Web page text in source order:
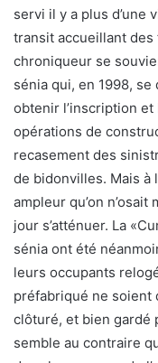
servi il y a plus d’une
transit accueillant
chroniqueur se
sénia qui, en 1998,
obtenir l’inscription
opérations de
recasement des
de bidonvilles. Mais à
ampleur qu’on
jour s’atténuer. La
sénia ont été
leurs occupants
préfabriqué ne soient
clôturé, et bien gardé
semble au contraire